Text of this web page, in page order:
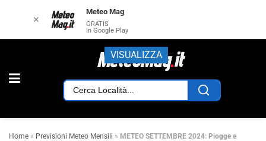
Home » Previsioni Meteo Mensili » METEO SETTEMBRE 2024: Piogge e
✕
Meteo Mag
GRATIS
In Google Play
VISUALIZZA